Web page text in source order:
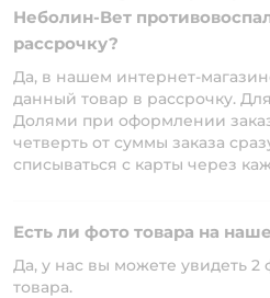
Неболин-Вет
рассрочку?
Да, в нашем интернет-
данный товар в рассрочку.
Долями при оформлении
четверть от суммы заказа
списываться с карты через
Есть ли фото товара на
Да, у нас вы можете увидеть 2
товара.